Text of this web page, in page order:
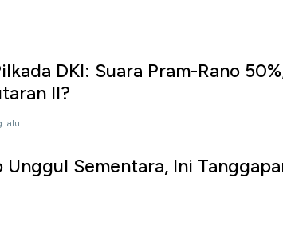
DKI: Suara Pram-Rano
II?
lalu
Unggul Sementara, Ini